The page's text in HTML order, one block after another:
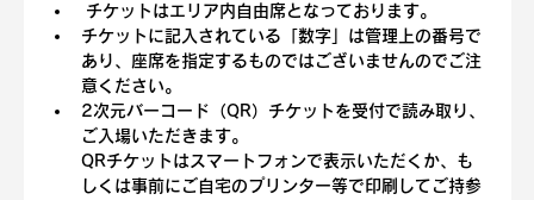
チケットはエリア内自由席となっております。
チケットに記入されている「数字」は管理上の番号で
あり、座席を指定するものではございませんのでご注
意ください。
2次元バーコード（QR）チケットを受付で読み取り、
ご入場いただきます。
QRチケットはスマートフォンで表示いただくか、も
しくは事前にご自宅のプリンター等で印刷してご持参